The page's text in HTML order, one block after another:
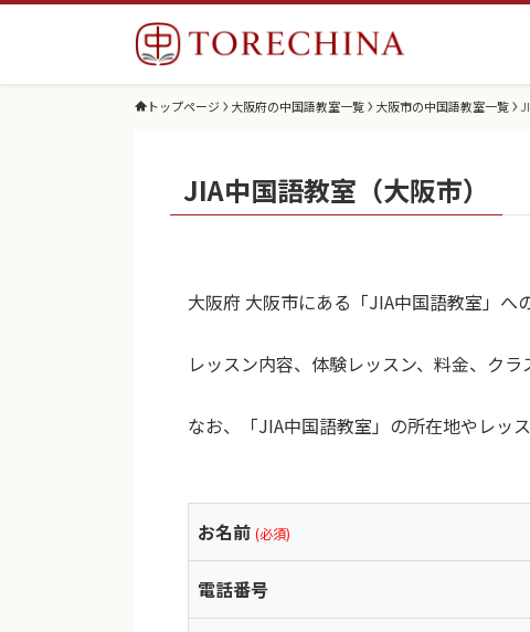
トップページ 大阪府の中国語教室一覧 大阪市の中国語教室一覧
JIA中国語教室（大阪市）
大阪府 大阪市にある「JIA中国語教室」へ
レッスン内容、体験レッスン、料金、ク
なお、「JIA中国語教室」の所在地やレッ
お名前 (必須)
電話番号